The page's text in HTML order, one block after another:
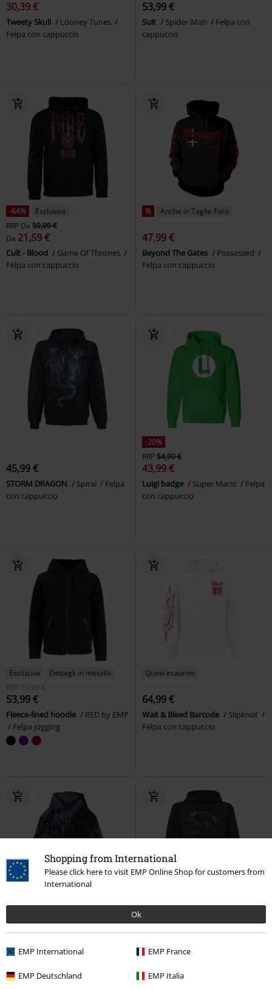
Shopping from International
Please click here to visit EMP Online Shop for customers from
International
Ok
EMP International EMP France
EMP Deutschland EMP Italia
30,39 €
Tweety Skull
Looney Tunes
Felpa con cappuccio
53,99 €
Suit Spider-Man
Felpa con
cappuccio
-64%
Esclusiva
RRP Da 59,99 €
Da 21,59 €
Cult - Blood
Game Of Thrones
Felpa con cappuccio
% Anche in Taglie Forti
47,99 €
Beyond The Gates
Possessed
Felpa con cappuccio
45,99 €
STORM DRAGON Spiral
Felpa
con cappuccio
-20%
RRP54,99 €
43,99 €
Luigi badge Super Mario
Felpa
con cappuccio
Esclusiva
Dettagli in metallo
RRP
59,99 €
53,99 €
Fleece-lined hoodie
RED by EMP
Felpa jogging
Quasi esaurito
64,99 €
Wait & Bleed Barcode
Slipknot
Felpa con cappuccio
Quasi esaurito Novità
129,99 €
Daggerwave
Felpa con cappuccio
% Anche in Taglie Forti
Da32,29 €
Death Metal Unicorn
Metal Unicorn
cappuccio